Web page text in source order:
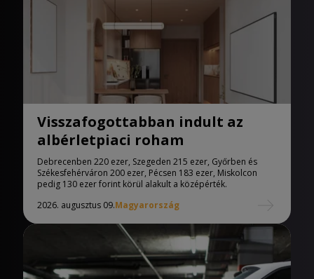
Visszafogottabban indult az
albérletpiaci roham
Debrecenben 220 ezer, Szegeden 215 ezer, Győrben és
Székesfehérváron 200 ezer, Pécsen 183 ezer, Miskolcon
pedig 130 ezer forint körül alakult a középérték.
2026. augusztus 09.Magyarország